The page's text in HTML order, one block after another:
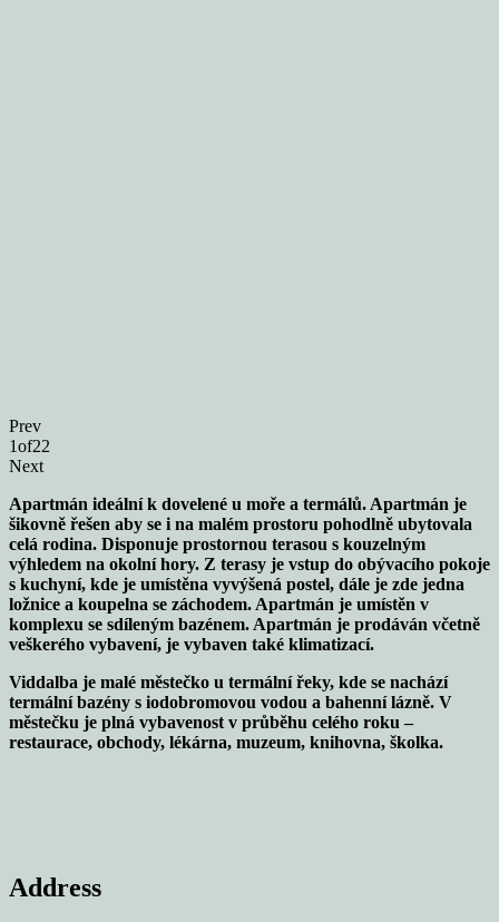
Prev
1of22
Next
Apartmán ideální k dovelené u moře a termálů. Apartmán je
šikovně řešen aby se i na malém prostoru pohodlně ubytovala
celá rodina. Disponuje prostornou terasou s kouzelným
výhledem na okolní hory. Z terasy je vstup do obývacího pokoje
s kuchyní, kde je umístěna vyvýšená postel, dále je zde jedna
ložnice a koupelna se záchodem. Apartmán je umístěn v
komplexu se sdíleným bazénem. Apartmán je prodáván včetně
veškerého vybavení, je vybaven také klimatizací.
Viddalba je malé městečko u termální řeky, kde se nachází
termální bazény s iodobromovou vodou a bahenní lázně. V
městečku je plná vybavenost v průběhu celého roku –
restaurace, obchody, lékárna, muzeum, knihovna, školka.
Address